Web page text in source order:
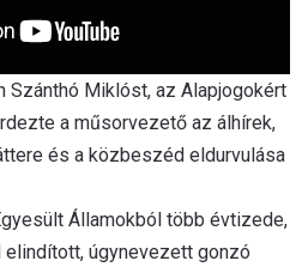
Szánthó Miklóst, az Alapjogokért
a műsorvezető az álhírek,
és a közbeszéd eldurvulása
Államokból több évtizede,
úgynevezett gonzó